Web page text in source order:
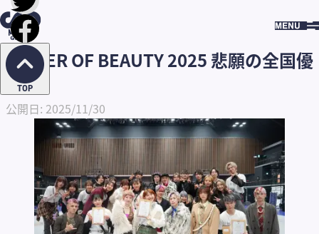
TOP
HOME
POWER OF BEAUTY 2025 悲願の全国優
勝
公開日: 2025/11/30